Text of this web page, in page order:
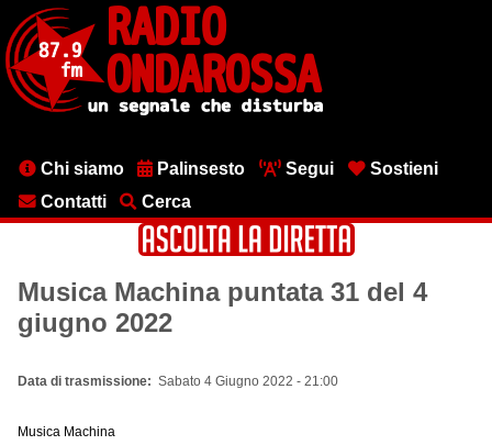
contenuto
principale
MenuChi siamo Palinsesto Segui
Sostieni
Contatti
Cerca
Musica Machina puntata 31 del 4
giugno 2022
Data di trasmissione Sabato 4 Giugno 2022 - 21:00
Musica Machina